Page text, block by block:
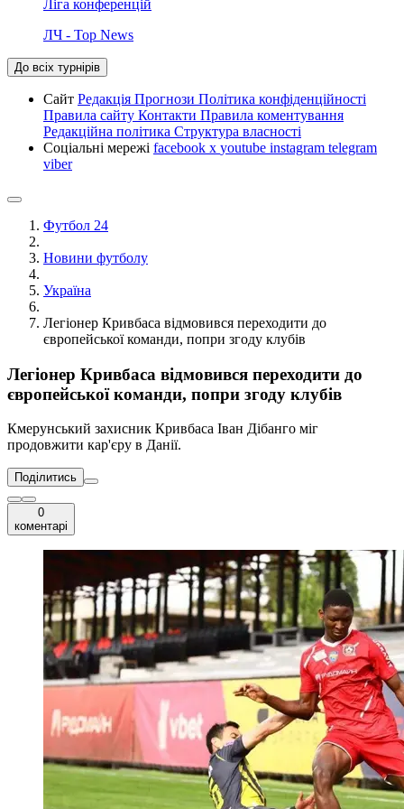
Ліга конференцій
ЛЧ - Top News
До всіх турнірів
Сайт Редакція Прогнози Політика конфіденційності
Правила сайту Контакти Правила коментування
Редакційна політика Структура власності
Соціальні мережі facebook x youtube instagram telegram
viber
Футбол 24
Новини футболу
Україна
Легіонер Кривбаса відмовився переходити до
європейської команди, попри згоду клубів
Легіонер Кривбаса відмовився переходити до
європейської команди, попри згоду клубів
Кмерунський захисник Кривбаса Іван Дібанго міг
продовжити кар'єру в Данії.
Поділитись
0
коментарі